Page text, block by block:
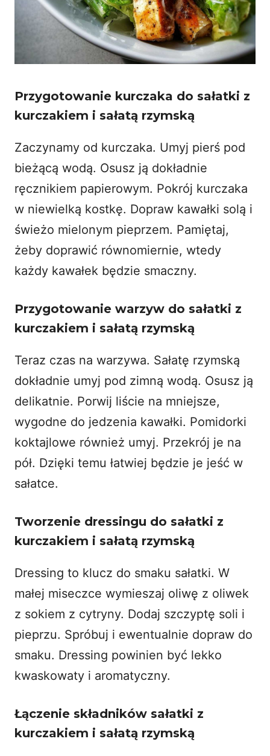
Przygotowanie kurczaka do sałatki z
kurczakiem i sałatą rzymską
Zaczynamy od kurczaka. Umyj pierś pod
bieżącą wodą. Osusz ją dokładnie
ręcznikiem papierowym. Pokrój kurczaka
w niewielką kostkę. Dopraw kawałki solą i
świeżo mielonym pieprzem. Pamiętaj,
żeby doprawić równomiernie, wtedy
każdy kawałek będzie smaczny.
Przygotowanie warzyw do sałatki z
kurczakiem i sałatą rzymską
Teraz czas na warzywa. Sałatę rzymską
dokładnie umyj pod zimną wodą. Osusz ją
delikatnie. Porwij liście na mniejsze,
wygodne do jedzenia kawałki. Pomidorki
koktajlowe również umyj. Przekrój je na
pół. Dzięki temu łatwiej będzie je jeść w
sałatce.
Tworzenie dressingu do sałatki z
kurczakiem i sałatą rzymską
Dressing to klucz do smaku sałatki. W
małej miseczce wymieszaj oliwę z oliwek
z sokiem z cytryny. Dodaj szczyptę soli i
pieprzu. Spróbuj i ewentualnie dopraw do
smaku. Dressing powinien być lekko
kwaskowaty i aromatyczny.
Łączenie składników sałatki z
kurczakiem i sałatą rzymską